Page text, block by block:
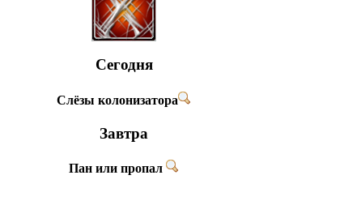
Сегодня
Слёзы колонизатора
Завтра
Пан или пропал